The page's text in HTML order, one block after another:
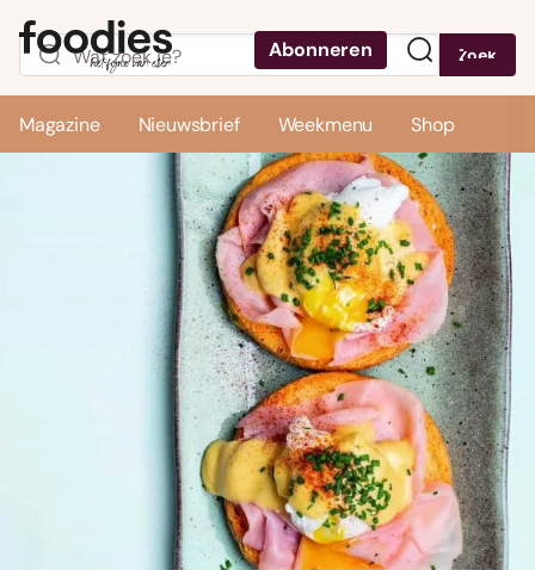
Abonneren Zoek
Magazine Nieuwsbrief Weekmenu Shop